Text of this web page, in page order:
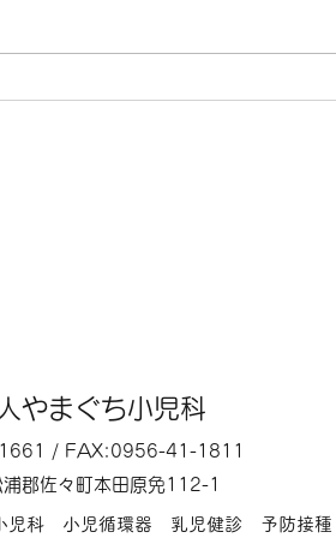
ます。
やまぐち小児科
/ FAX:0956-41-1811
浦郡佐々町本田原免112-1
児科 小児循環器 乳児健診 予防接種